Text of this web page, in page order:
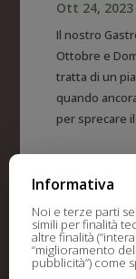
Ott 24, 2023
Il nostro
Ottobre e
tratta di un
quando
per sprecare
Informativa
Noi e terze parti
simili per finalità
altre finalità
“miglioramento
pubblicità”) come